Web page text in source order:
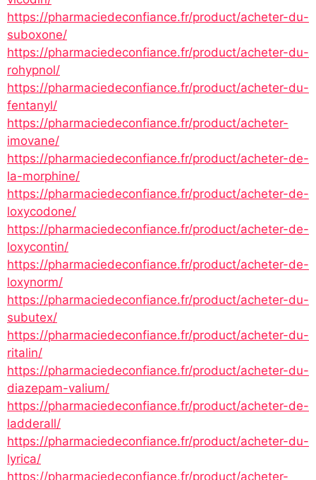
https://pharmaciedeconfiance.fr/product/acheter-du-
suboxone/
https://pharmaciedeconfiance.fr/product/acheter-du-
rohypnol/
https://pharmaciedeconfiance.fr/product/acheter-du-
fentanyl/
https://pharmaciedeconfiance.fr/product/acheter-
imovane/
https://pharmaciedeconfiance.fr/product/acheter-de-
la-morphine/
https://pharmaciedeconfiance.fr/product/acheter-de-
loxycodone/
https://pharmaciedeconfiance.fr/product/acheter-de-
loxycontin/
https://pharmaciedeconfiance.fr/product/acheter-de-
loxynorm/
https://pharmaciedeconfiance.fr/product/acheter-du-
subutex/
https://pharmaciedeconfiance.fr/product/acheter-du-
ritalin/
https://pharmaciedeconfiance.fr/product/acheter-du-
diazepam-valium/
https://pharmaciedeconfiance.fr/product/acheter-de-
ladderall/
https://pharmaciedeconfiance.fr/product/acheter-du-
lyrica/
https://pharmaciedeconfiance.fr/product/acheter-